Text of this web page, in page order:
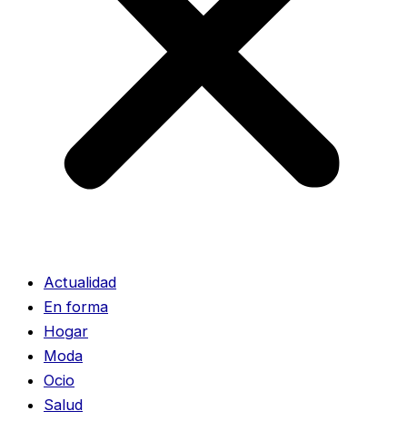
Actualidad
En forma
Hogar
Moda
Ocio
Salud